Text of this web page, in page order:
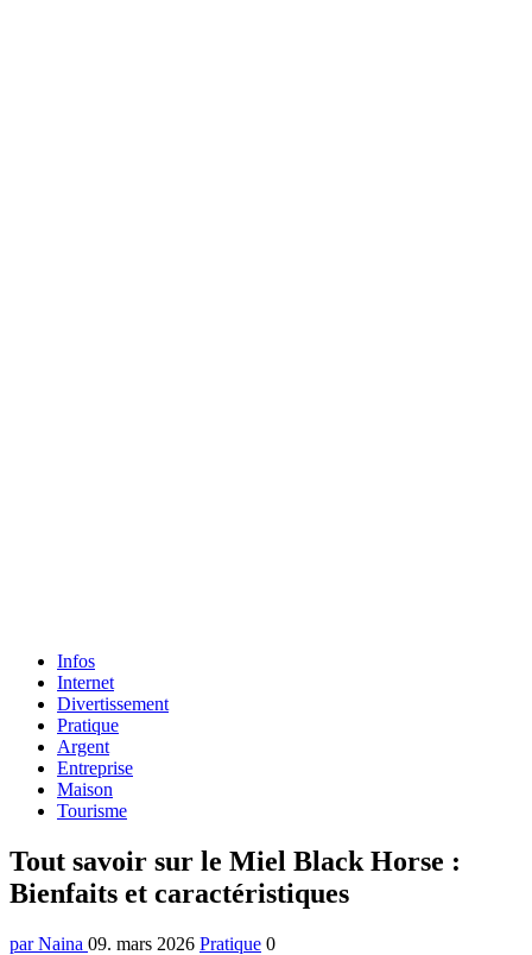
Formulaire
recherche
Infos
Internet
Divertissement
Pratique
Argent
Entreprise
Maison
Tourisme
Menu
Tout savoir sur le Miel Black Horse :
Bienfaits et caractéristiques
par Naina 09. mars 2026 Pratique 0